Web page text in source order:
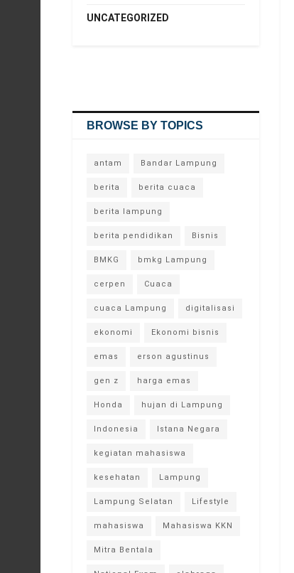
UNCATEGORIZED
BROWSE BY TOPICS
antam Bandar Lampung
berita berita cuaca
berita lampung
berita pendidikan Bisnis
BMKG bmkg Lampung
cerpen Cuaca
cuaca Lampung digitalisasi
ekonomi Ekonomi bisnis
emas erson agustinus
gen z harga emas
Honda hujan di Lampung
Indonesia Istana Negara
kegiatan mahasiswa
kesehatan Lampung
Lampung Selatan Lifestyle
mahasiswa Mahasiswa KKN
Mitra Bentala